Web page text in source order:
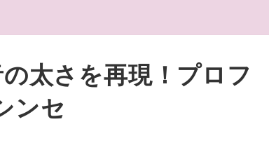
太さを再現！プロフ
ンセ